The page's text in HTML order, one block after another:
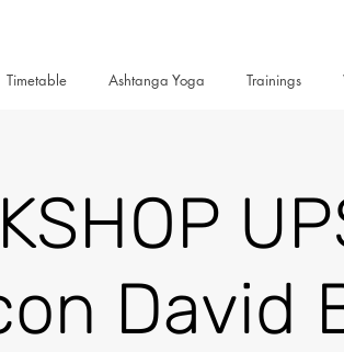
Timetable Ashtanga Yoga Trainings
David